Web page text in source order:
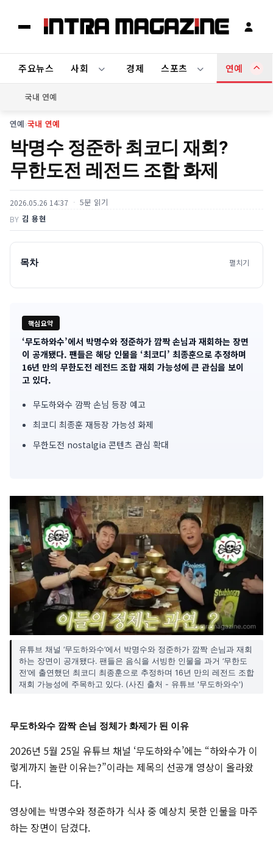
주요뉴스 사회 경제 스포츠 연예
국내 연예
연예›국내 연예
박명수 정준하 최코디 재회?
무한도전 레전드 조합 화제
2026.05.26 14:37 5분 읽기
BY 김 용현
목차 펼치기
핵심요약
기
사
‘무도하와수’에서 박명수와 정준하가 깜짝 손님과 재회하는 장면
이 공개됐다. 팬들은 해당 인물을 ‘최코디’ 최종훈으로 추정하며
16년 만의 무한도전 레전드 조합 재회 가능성에 큰 관심을 보이
고 있다.
무도하와수 깜짝 손님 등장 예고
최코디 최종훈 재등장 가능성 화제
무한도전 nostalgia 콘텐츠 관심 확대
유튜브 채널 ‘무도하와수’에서 박명수와 정준하가 깜짝 손님과 재회
하는 장면이 공개됐다. 팬들은 음식을 서빙한 인물을 과거 ‘무한도
전’에 출연했던 최코디 최종훈으로 추정하며 16년 만의 레전드 조합
재회 가능성에 주목하고 있다. (사진 출처 - 유튜브 '무도하와수')
무도하와수 깜짝 손님 정체가 화제가 된 이유
2026년 5월 25일 유튜브 채널 ‘무도하와수’에는 “하와수가 이
렇게까지 놀란 이유는?”이라는 제목의 선공개 영상이 올라왔
다.
영상에는 박명수와 정준하가 식사 중 예상치 못한 인물을 마주
하는 장면이 담겼다.